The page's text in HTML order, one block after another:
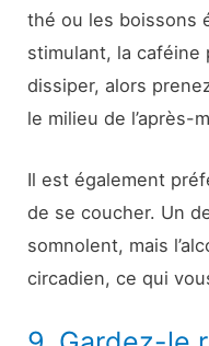
thé ou les boissons
stimulant, la caféine
dissiper, alors
le milieu de l’après-
Il est également
de se coucher. Un
somnolent, mais
circadien, ce qui